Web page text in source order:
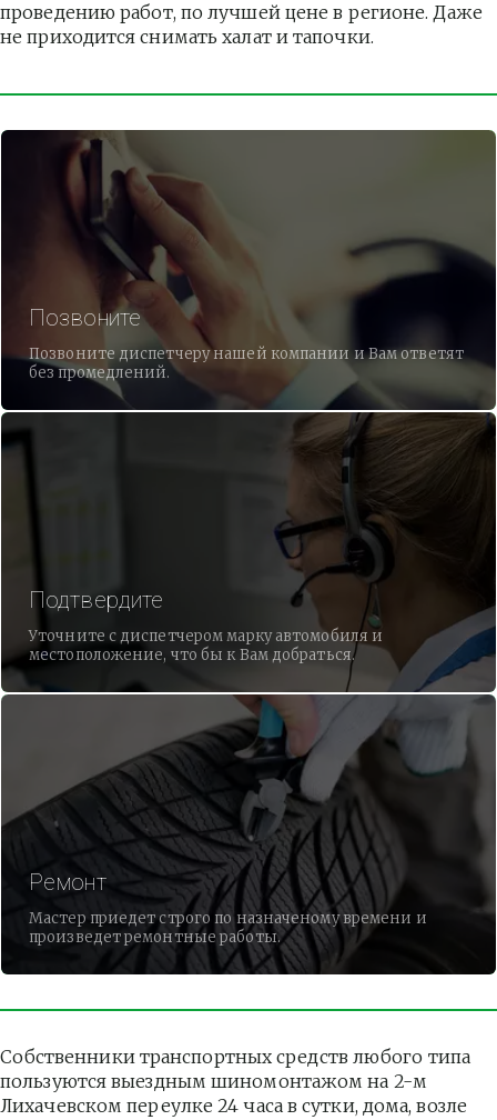
проведению работ, по лучшей цене в регионе. Даже
не приходится снимать халат и тапочки.
Позвоните
Позвоните диспетчеру нашей компании и Вам ответят
без промедлений.
Подтвердите
Уточните с диспетчером марку автомобиля и
местоположение, что бы к Вам добраться.
Ремонт
Мастер приедет строго по назначеному времени и
произведет ремонтные работы.
Собственники транспортных средств любого типа
пользуются выездным шиномонтажом на 2-м
Лихачевском переулке 24 часа в сутки, дома, возле